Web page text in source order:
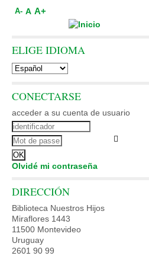
A- A A+
ELIGE IDIOMA
CONECTARSE
acceder a su cuenta de usuario
Olvidé mi contraseña
DIRECCIÓN
Biblioteca Nuestros Hijos
Miraflores 1443
11500 Montevideo
Uruguay
2601 90 99